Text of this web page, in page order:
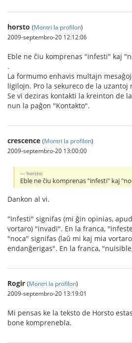
horsto (Montri la profilon)
2009-septembro-20 12:12:06
Eble ne ĉiu komprenas "infesti" kaj
.
La formumo enhavis multajn
ligilojn. Pro la sekureco de la uzantoj
Se vi deziras kontakti la kreinton de
nun la paĝon "Kontakto".
crescence (Montri la profilon)
2009-septembro-20 13:00:00
horsto:
Eble ne ĉiu komprenas "infesti" kaj
Dankon al vi.
"Infesti" signifas (mi ĝin opinias,
vortaro) "invadi". En la franca,
"noca" signifas (laŭ mi kaj mia
endanĝerigas". En la franca,
Rogir (Montri la profilon)
2009-septembro-20 13:19:01
Mi pensas ke la teksto de Horsto
bone komprenebla.